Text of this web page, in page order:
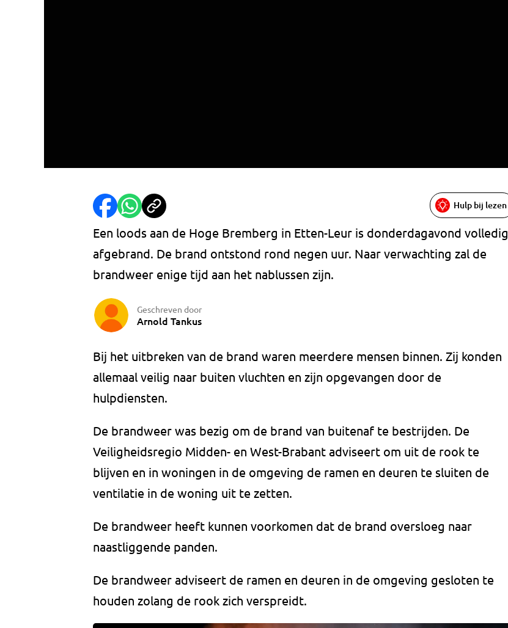
Hulp bij lezen
Een loods aan de Hoge Bremberg in Etten-Leur is donderdagavond volledig
afgebrand. De brand ontstond rond negen uur. Naar verwachting zal de
brandweer enige tijd aan het nablussen zijn.
Geschreven door
Arnold Tankus
Bij het uitbreken van de brand waren meerdere mensen binnen. Zij konden
allemaal veilig naar buiten vluchten en zijn opgevangen door de
hulpdiensten.
De brandweer was bezig om de brand van buitenaf te bestrijden. De
Veiligheidsregio Midden- en West-Brabant adviseert om uit de rook te
blijven en in woningen in de omgeving de ramen en deuren te sluiten de
ventilatie in de woning uit te zetten.
De brandweer heeft kunnen voorkomen dat de brand oversloeg naar
naastliggende panden.
De brandweer adviseert de ramen en deuren in de omgeving gesloten te
houden zolang de rook zich verspreidt.